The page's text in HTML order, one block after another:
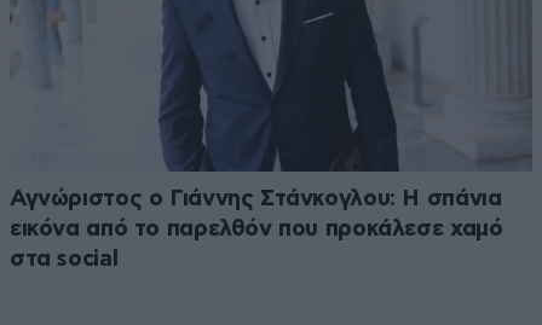
Αγνώριστος ο Γιάννης Στάνκογλου: Η σπάνια
εικόνα από το παρελθόν που προκάλεσε χαμό
στα social